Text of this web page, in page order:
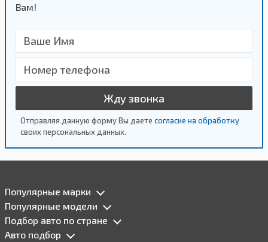
Вам!
Жду звонка
Отправляя данную форму Вы даете согласие на обработку
своих персональных данных.
Популярные марки
Популярные модели
Подбор авто по стране
Авто подбор